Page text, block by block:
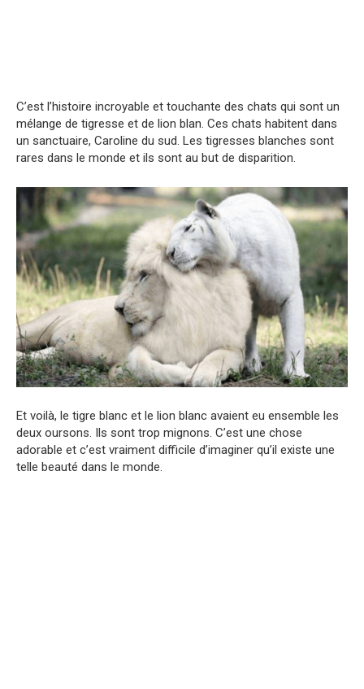
C’est l’histoire incroyable et touchante des chats qui sont un
mélange de tigresse et de lion blan. Ces chats habitent dans
un sanctuaire, Caroline du sud. Les tigresses blanches sont
rares dans le monde et ils sont au but de disparition.
Et voilà, le tigre blanc et le lion blanc avaient eu ensemble les
deux oursons. Ils sont trop mignons. C’est une chose
adorable et c’est vraiment difficile d’imaginer qu’il existe une
telle beauté dans le monde.